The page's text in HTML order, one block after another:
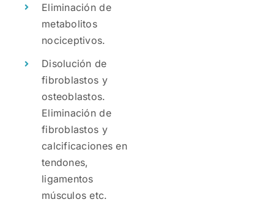
Eliminación de
metabolitos
nociceptivos.
Disolución de
fibroblastos y
osteoblastos.
Eliminación de
fibroblastos y
calcificaciones en
tendones,
ligamentos
músculos etc.